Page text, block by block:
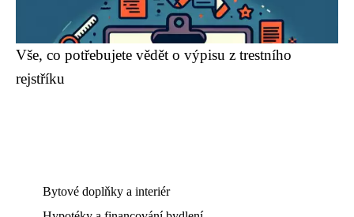
Vše, co potřebujete vědět o výpisu z trestního
rejstříku
Bytové doplňky a interiér